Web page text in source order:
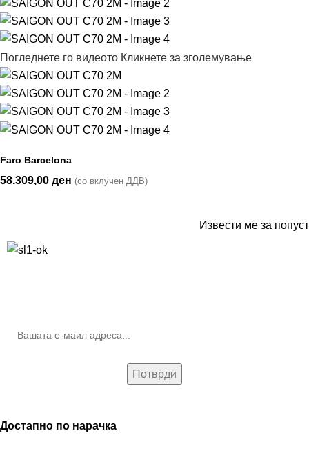
Погледнете го видеото Кликнете за зголемување
Faro Barcelona
58.309,00 ден (со вклучен ДДВ)
Извести ме за попуст
Достапно по нарачка